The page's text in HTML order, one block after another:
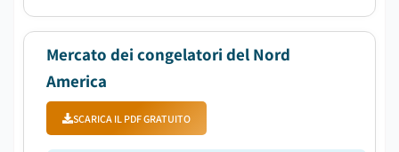
Mercato dei congelatori del Nord
America
SCARICA IL PDF GRATUITO